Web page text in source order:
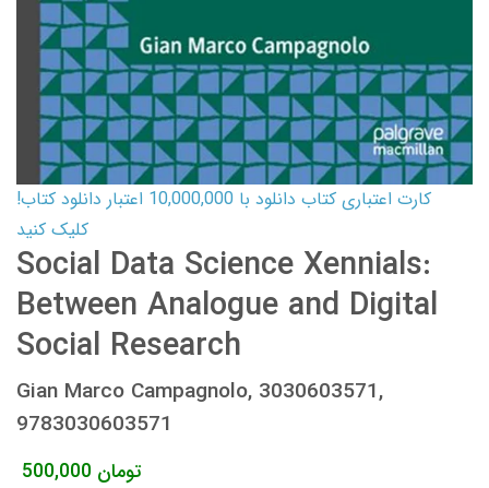
کارت اعتباری کتاب دانلود با 10,000,000 اعتبار دانلود کتاب!
کلیک کنید
Social Data Science Xennials:
Between Analogue and Digital
Social Research
Gian Marco Campagnolo, 3030603571,
9783030603571
500,000 تومان